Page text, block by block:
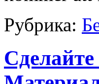
Рубрика: